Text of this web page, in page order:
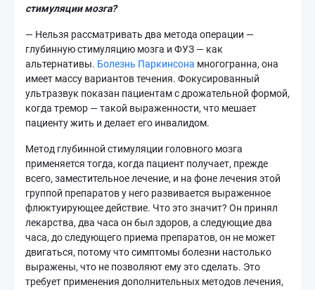
стимуляции мозга?
— Нельзя рассматривать два метода операции —
глубинную стимуляцию мозга и ФУЗ — как
альтернативы. Болезнь Паркинсона многогранна, она
имеет массу вариантов течения. Фокусированный
ультразвук показан пациентам с дрожательной формой,
когда тремор — такой выраженности, что мешает
пациенту жить и делает его инвалидом.
Метод глубинной стимуляции головного мозга
применяется тогда, когда пациент получает, прежде
всего, заместительное лечение, и на фоне лечения этой
группой препаратов у него развивается выраженное
флюктуирующее действие. Что это значит? Он принял
лекарства, два часа он был здоров, а следующие два
часа, до следующего приема препаратов, он не может
двигаться, потому что симптомы болезни настолько
выражены, что не позволяют ему это сделать. Это
требует применения дополнительных методов лечения,